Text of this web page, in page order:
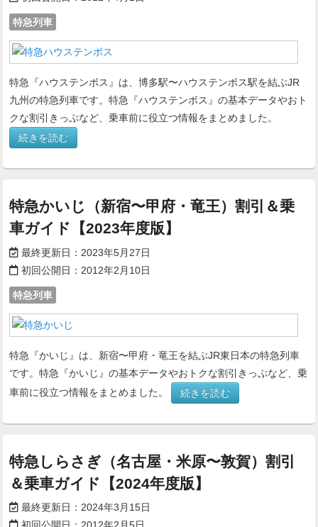
特急列車
特急『ハウステンボス』は、博多駅〜ハウステンボス駅を結ぶJR
九州の特急列車です。特急『ハウステンボス』の基本データやおト
クな割引きっぷなど、乗車前に役立つ情報をまとめました。
続きを読む
特急かいじ（新宿〜甲府・竜王）割引＆乗
車ガイド【2023年度版】
最終更新日： 2023年5月27日
初回公開日： 2012年2月10日
特急列車
特急『かいじ』は、新宿〜甲府・竜王を結ぶJR東日本の特急列車
です。特急『かいじ』の基本データやおトクな割引きっぷなど、乗
車前に役立つ情報をまとめました。
続きを読む
特急しらさぎ（名古屋・米原〜敦賀）割引
＆乗車ガイド【2024年度版】
最終更新日： 2024年3月15日